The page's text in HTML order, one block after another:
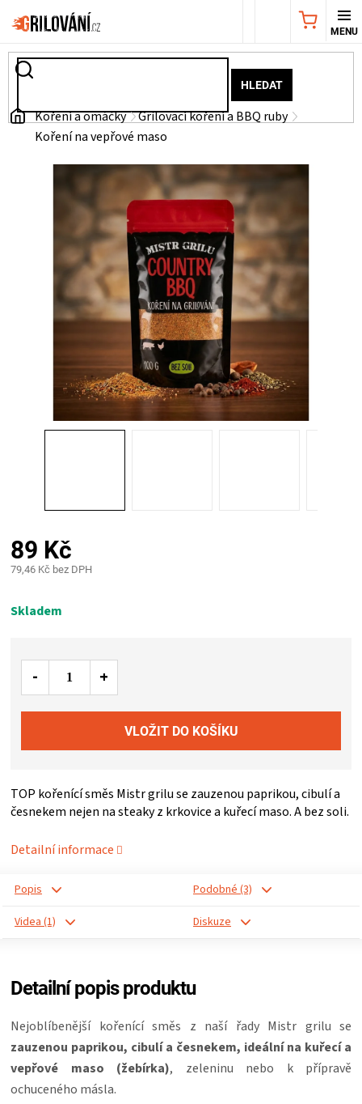
na
HLEDAT
NÁKUPNÍ
AKČNÍ
NABÍDKA
PŘÍSLUŠENSTVÍ
NÁDOBÍ
NA
ZRÁNÍ
MASA
KUCHYNĚ
KNIHY
HAVAJSKÉ
KOŠILE
Domů
Koření a omáčky
Grilovací koření a BBQ ruby
Koření na vepřové maso
89 Kč
79,46 Kč bez DPH
cena:
Skladem
TOP kořenící směs Mistr grilu se zauzenou paprikou, cibulí a
česnekem nejen na steaky z krkovice a kuřecí maso. A bez soli.
Detailní informace
Popis
Podobné (3)
Videa (1)
Diskuze
Detailní popis produktu
Nejoblíbenější kořenící směs z naší řady Mistr grilu se
zauzenou paprikou, cibulí a česnekem, ideální na kuřecí a
vepřové maso (žebírka), zeleninu nebo k přípravě
ochuceného másla.